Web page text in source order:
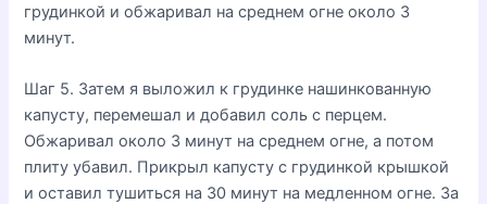
грудинкой и обжаривал на среднем огне около 3
минут.
Шаг 5. Затем я выложил к грудинке нашинкованную
капусту, перемешал и добавил соль с перцем.
Обжаривал около 3 минут на среднем огне, а потом
плиту убавил. Прикрыл капусту с грудинкой крышкой
и оставил тушиться на 30 минут на медленном огне. За